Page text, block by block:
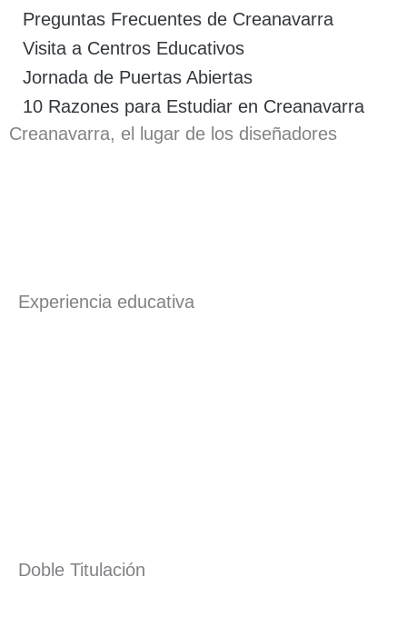
Preguntas Frecuentes de Creanavarra
Visita a Centros Educativos
Jornada de Puertas Abiertas
10 Razones para Estudiar en Creanavarra
Creanavarra, el lugar de los diseñadores
Experiencia educativa
Doble Titulación